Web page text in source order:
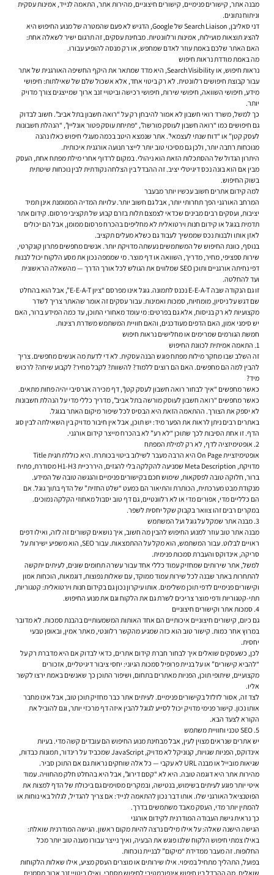
מבנה אתר, קישורים פנימיים, קישורים חיצוניים, מהירות אתר, התאמה לנייד, אמינות עסקית
וניתוח נתונים.
דני סאליבן, Search Liaison של Google, הדגיש לא פעם שהמטרה של מנוע החיפוש היא
להציג תוצאות מועילות, אמינות ורלוונטיות. מבחינת עסקים, זה תרגום ישיר לשאלה אחת:
האם האתר שלכם באמת עוזר לאדם שמחפש, או רק מנסה להופיע עבורו.
מה באמת מודדת נראות חיפוש
נראות חיפוש, או Search Visibility, היא מדד שמתאר את היקף החשיפה האורגנית של אתר
עבור קבוצת חיפושים רלוונטית. לא רק ביטוי אחד, אלא אשכול שלם של שאילתות: חיפושי
מידע, חיפושי השוואה, חיפושי שירות, חיפושי רכישה וביטויי זנב ארוך שמייצגים צורך מדויק
יותר.
כך למשל, משרד רואי חשבון לא אמור להיבחן רק על “רואה חשבון בתל אביב”. חשוב לבדוק
גם חיפושים כמו “רואה חשבון לעוסק מורשה”, “פתיחת עוסק פטור אונליין”, “הנהלת חשבונות
לעסק קטן” או “דוח שנתי לעצמאי”. אתר שנמצא היטב בכמה מעגלי חיפוש כאלו נהנה
מנוכחות רחבה יותר, ולכן גם מסיכוי טוב יותר לייצר תנועה אורגנית איכותית.
היתרון הגדול של ההסתכלות הזאת הוא ניהולי. במקום לרדוף אחרי מילת מפתח אחת, העסק
מבין אם הוא בונה נכס דיגיטלי יציב. זה ההבדל בין הצלחה נקודתית לבין נוכחות שיטתית
בשוק החיפוש.
למה קידום אתרים חשוב עכשיו יותר מבעבר
המרחב האורגני הפך תחרותי יותר, אבל גם חשוב יותר. עלויות המדיה הממומנת אינן תמיד
יציבות, ועסקים רבים מבינים שכדאי לצמצם תלות בזרם קבוע של תקציבי פרסום. קידום אתר
תדמית בגוגל או קידום חנות וירטואלית לא מחליפים בהכרח פרסום ממומן, אבל הם יכולים
לאזן אותו ולבנות נכס שממשיך לעבוד גם כשלא מעלים תקציב.
בנוסף, כוונת החיפוש של המשתמשים נעשתה מדויקת יותר. אנשים מחפשים פתרון קונקרטי,
שירות ספציפי, מחיר, מדריך, השוואה או דף מוצר. מי שממפה נכון את מסע הלקוח יכול לבנות
דפי נחיתה אורגניים ותוכן SEO שמלווים את הגולש לכל אורך הדרך — מהשאלה הראשונית
ועד להחלטה.
זו גם הנקודה שבה E-E-A-T נכנס לתמונה. גוגל אינו מפרסם “ציון E-E-A-T”, אבל הוא בהחלט
שם דגש על ניסיון, מומחיות, סמכות ואמינות. עבור עסקים זה אומר שהאתר צריך לשדר
מקצועיות לא רק בניסוח, אלא גם בפרטים: מי עומד מאחורי התוכן, עד כמה המידע ברור, האם
יש סימני אמון, האם הדפים מעודכנים, והאם חוויית המשתמש משדרת רצינות.
חמשת הגורמים שמרימים או מחלישים נראות חיפוש
1. התאמה אמיתית לכוונת החיפוש
זה השלב שבו מחקר מילות מפתח פוגש הבנה עסקית. לא די לדעת מה אנשים מחפשים. צריך
להבין למה הם מחפשים. האם הם רוצים ללמוד? להשוות? לקבל מחיר? לקבוע שיחה? לרכוש
מיד?
כאשר מחפשים “איך לבחור רואה חשבון לעסק קטן”, דף מכירה אגרסיבי יהיה פחות מתאים.
כאשר מחפשים “רואה חשבון לעוסק מורשה בתל אביב”, מדריך כללי מדי על הנהלת חשבונות
לא יספק את הצורך. ההתאמה הזאת היא הבסיס לכל שיפור מיקום האתר בגוגל.
באתרים רבים ניתן לראות את הפער מיד: יש תוכן, אבל אין חיבור מדויק בין השאילתה לבין סוג
הדף. זו אחת הסיבות לכך שתוכן “לא רע” לא בהכרח מייצר קידום אורגני.
2. אופטימיזציה לדף, לא רק למילת המפתח
אופטימיזציית On Page היא הרבה מעבר לשילוב ביטוי בכותרת. היא כוללת תגית Title
מדויקת, Meta Description שמניעה להקלקה בלי להגזים, היררכיית H1-H3 מסודרת, פתיח
ברור, חלוקה טובה לפסקאות, שימוש חכם בקישורים פנימיים והנגשה טובה של המידע.
מנקודת מבט מערכתית, הכותרת והתיאור הם כמעט “שלט החזית” של הדף בתוך גוגל. אם
הם כלליים מדי, אפורים מדי או לא רלוונטיים, גם דף טוב יסבול מאחוזי הקלקה נמוכים.
במקרים רבים זהו צוואר בקבוק שקל יחסית לשפר.
3. מבנה אתר שמקל על גוגל ועל המשתמש
מבנה אתר טוב עוזר למנוע החיפוש להבין מה חשוב, איך נושאים קשורים זה לזה, ואילו דפים
ראויים לבלוט. עבור המשתמש, הוא מקל על ההתמצאות. עבור SEO, הוא משפיע ישירות על
סריקה, אינדוקס והעברת סמכות פנימית.
למשל, אתר שירותים שמחזיק עמוד כללי אחד עבור עשרה תחומים שונים, לעיתים יתקשה
להתחרות באתר שבנה לכל שירות עמוד ממוקד, עם שאלות נפוצות, דוגמאות, הוכחות אמון
וקישורים פנימיים לדפי תוכן משלימים. אותו עיקרון נכון גם בקידום חנות וירטואלית: קטגוריות,
תתי-קטגוריות ודפי מוצר צריכים לשרת גם את הלקוח וגם את מנוע החיפוש.
4. סמכות אתר וקישורים חיצוניים
גם כיום, קישורים חיצוניים איכותיים הם אחד האותות המשמעותיים בהבנת סמכות. לא מדובר
במרוץ אחר כמות. קישור טוב הוא כזה שמגיע מהקשר רלוונטי, מאתר אמין, ובאופן טבעי
יחסית.
לכן, כשעסקים שואלים איך לבחור חברת קידום אתרים, כדאי לבדוק אם היא מדברת רק על
“להביא קישורים” או על בניית פרופיל סמכות הגיוני: יחסי ציבור דיגיטליים, אזכורים
מקצועיים, שיתופי תוכן, הפניות מאתרים בתחום, ושיפור התוכן כך שאנשים באמת ירצו לקשר
אליו.
לצד זה, אסור לזלזל בקישורים פנימיים. לעיתים אתר כבר מחזיק תוכן טוב, אבל אינו מחבר
אותו נכון. קישור פנימי מדויק יכול לסייע לגוגל להבין איזה דף מרכזי יותר, וגם להוביל את
הקורא לצעד הבא.
5. SEO טכני וחוויית משתמש
יש אתרים שנראים מצוין לעין, אבל מבחינת מנוע החיפוש הם עובדים קשה מדי. בעיות
אינדוקס, הפניות שגויות, קנוניקל לא מדויק, JavaScript שמכביד על רינדור, תמונות כבדות,
שגיאות מובייל או מבנה URL לא עקבי — כל אלה שוחקים נראות גם אם התוכן סביר.
מהירות אתר היא דוגמה טובה. היא לא “קסם דירוג”, אבל היא בהחלט חלק מהחוויה. עמוד
איטי יותר פוגע לעיתים בשימוש, בנטישה, ובמקרים מסוימים גם ביכולת של הדף למצות את
הפוטנציאל האורגני שלו. אותו דבר נכון להתאמה לנייד: אם צריך להגדיל, לגלול באי נוחות או
להמתין יותר מדי, העסק מאבד משתמשים בדרך.
כך נראית גישת העבודה המודרנית לקידום אורגני
הגישה הישנה שאלה: על אילו מילים נרצה להיות מקום ראשון. הגישה המודרנית שואלת:
באילו צמתי חיפוש הלקוח שלנו פוגש את הבעיה, ואיך נייצר עבורו מענה טוב יותר מכל
החלופות. זה מעבר ממדידת “מיקום” לבניית נוכחות.
בפועל, התהליך מתחיל במיפוי. אילו שירותים או מוצרים העסק מציע, אילו שאלות הלקוחות
שואלים, מה ההבדל בין חיפוש אינפורמטיבי לחיפוש מסחרי, ואילו ביטויי זנב ארוך מסמנים